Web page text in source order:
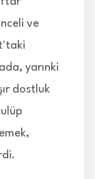
ve
yarınki
dostluk